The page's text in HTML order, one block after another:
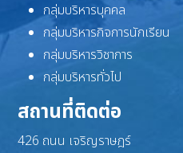
กลุ่มบริหารบุคคล
กลุ่มบริหารกิจการนักเรียน
กลุ่มบริหารวิชาการ
กลุ่มบริหารทั่วไป
สถานที่ติดต่อ
426 ถนน เจริญราษฎร์